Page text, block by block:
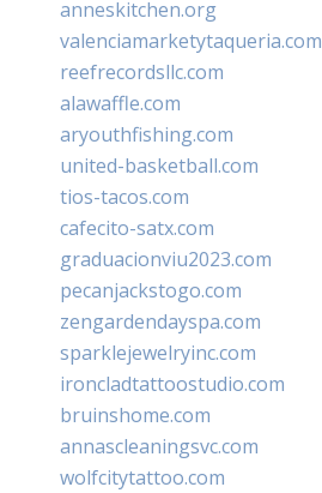
anneskitchen.org
valenciamarketytaqueria.com
reefrecordsllc.com
alawaffle.com
aryouthfishing.com
united-basketball.com
tios-tacos.com
cafecito-satx.com
graduacionviu2023.com
pecanjackstogo.com
zengardendayspa.com
sparklejewelryinc.com
ironcladtattoostudio.com
bruinshome.com
annascleaningsvc.com
wolfcitytattoo.com